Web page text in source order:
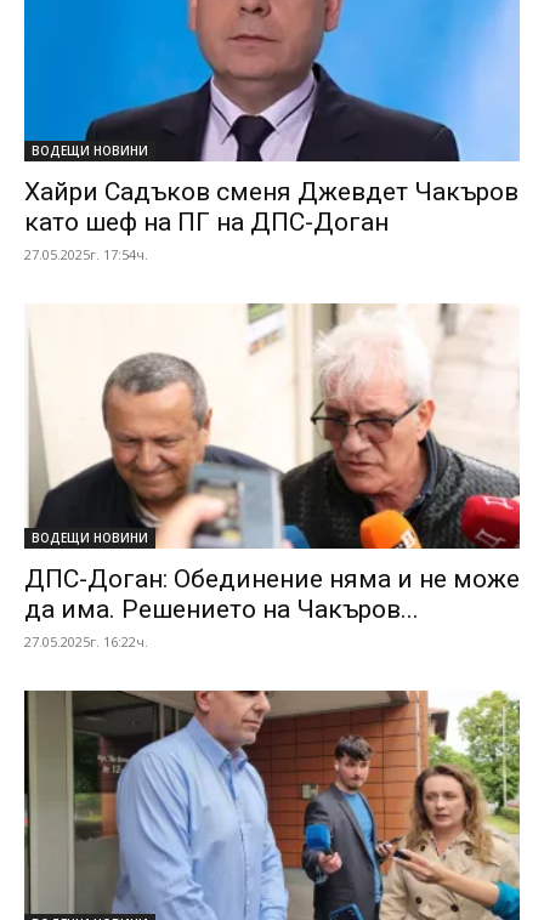
ВОДЕЩИ НОВИНИ
Хайри Садъков сменя Джевдет Чакъров
като шеф на ПГ на ДПС-Доган
27.05.2025г. 17:54ч.
ВОДЕЩИ НОВИНИ
ДПС-Доган: Обединение няма и не може
да има. Решението на Чакъров...
27.05.2025г. 16:22ч.